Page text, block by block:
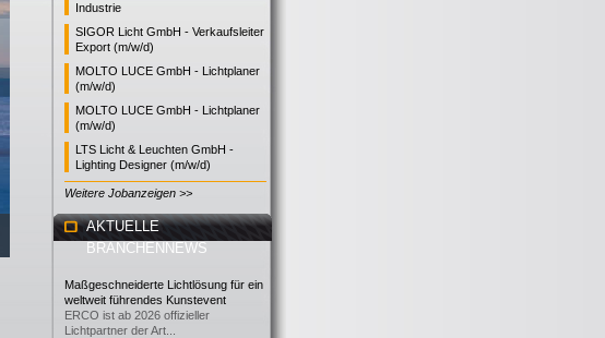
Industrie
SIGOR Licht GmbH - Verkaufsleiter
Export (m/w/d)
MOLTO LUCE GmbH - Lichtplaner
(m/w/d)
MOLTO LUCE GmbH - Lichtplaner
(m/w/d)
LTS Licht & Leuchten GmbH -
Lighting Designer (m/w/d)
Weitere Jobanzeigen >>
AKTUELLE
BRANCHENNEWS
Maßgeschneiderte Lichtlösung für ein
weltweit führendes Kunstevent
ERCO ist ab 2026 offizieller
Lichtpartner der Art...